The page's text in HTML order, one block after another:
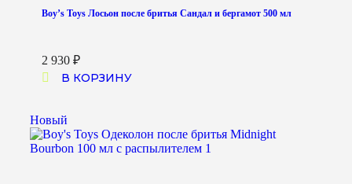
Boy’s Toys Лосьон после бритья Сандал и бергамот 500 мл
2 930 ₽
В КОРЗИНУ
Новый